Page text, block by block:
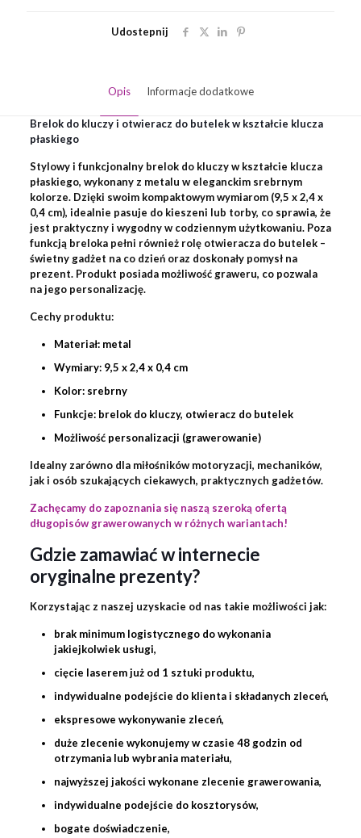
Udostepnij
Opis Informacje dodatkowe
Brelok do kluczy i otwieracz do butelek w kształcie klucza
płaskiego
Stylowy i funkcjonalny brelok do kluczy w kształcie klucza
płaskiego, wykonany z metalu w eleganckim srebrnym
kolorze. Dzięki swoim kompaktowym wymiarom (9,5 x 2,4 x
0,4 cm), idealnie pasuje do kieszeni lub torby, co sprawia, że
jest praktyczny i wygodny w codziennym użytkowaniu. Poza
funkcją breloka pełni również rolę otwieracza do butelek –
świetny gadżet na co dzień oraz doskonały pomysł na
prezent. Produkt posiada możliwość graweru, co pozwala
na jego personalizację.
Cechy produktu:
Materiał: metal
Wymiary: 9,5 x 2,4 x 0,4 cm
Kolor: srebrny
Funkcje: brelok do kluczy, otwieracz do butelek
Możliwość personalizacji (grawerowanie)
Idealny zarówno dla miłośników motoryzacji, mechaników,
jak i osób szukających ciekawych, praktycznych gadżetów.
Zachęcamy do zapoznania się naszą szeroką ofertą
długopisów grawerowanych w różnych wariantach!
Gdzie zamawiać w internecie
oryginalne prezenty?
Korzystając z naszej uzyskacie od nas takie możliwości jak:
brak minimum logistycznego do wykonania
jakiejkolwiek usługi,
cięcie laserem już od 1 sztuki produktu,
indywidualne podejście do klienta i składanych zleceń,
ekspresowe wykonywanie zleceń,
duże zlecenie wykonujemy w czasie 48 godzin od
otrzymania lub wybrania materiału,
najwyższej jakości wykonane zlecenie grawerowania,
indywidualne podejście do kosztorysów,
bogate doświadczenie,